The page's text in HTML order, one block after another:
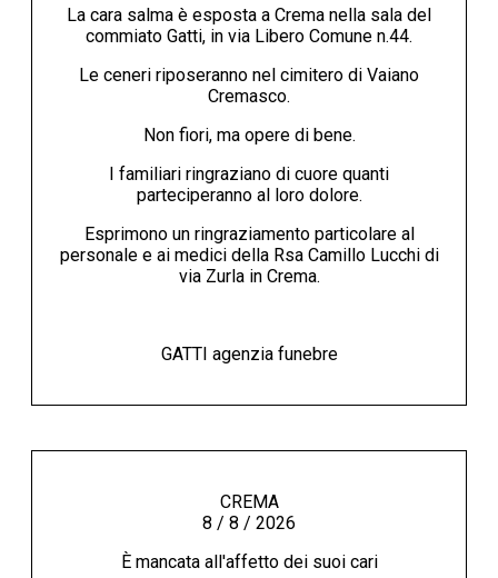
La cara salma è esposta a Crema nella sala del
commiato Gatti, in via Libero Comune n.44.
Le ceneri riposeranno nel cimitero di Vaiano
Cremasco.
Non fiori, ma opere di bene.
I familiari ringraziano di cuore quanti
parteciperanno al loro dolore.
Esprimono un ringraziamento particolare al
personale e ai medici della Rsa Camillo Lucchi di
via Zurla in Crema.
GATTI agenzia funebre
CREMA
8 / 8 / 2026
È mancata all'affetto dei suoi cari